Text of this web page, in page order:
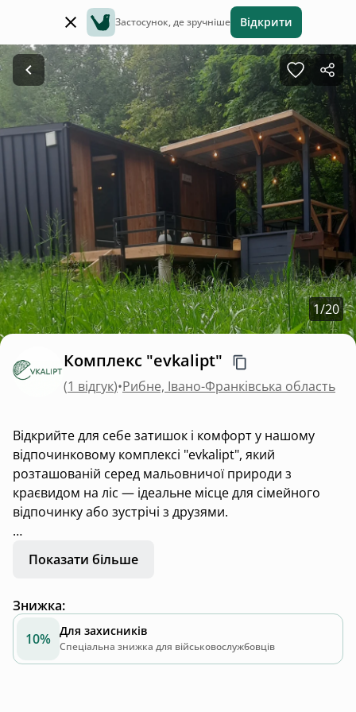
Застосунок, де зручніше Відкрити
1/20
Комплекс "evkalipt"
(1 відгук)•Рибне, Івано-Франківська область
Відкрийте для себе затишок і комфорт у нашому
відпочинковому комплексі "evkalipt", який
розташованій серед мальовничої природи з
краєвидом на ліс — ідеальне місце для сімейного
відпочинку або зустрічі з друзями.
До ваших послуг:
-Тепла сауна на дровах для оздоровлення та
розслаблення;
-Басейн та купіль для контрастних процедур і
загартування тіла.
Показати більше
Знижка:
10% Для захисників
Спеціальна знижка для військовослужбовців